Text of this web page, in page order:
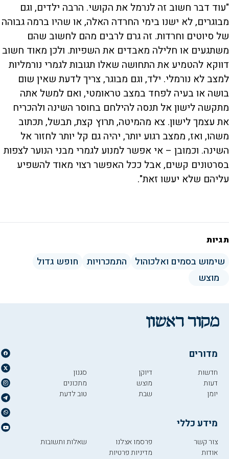
"עוד דבר חשוב זה לנרמל את הקושי. הרבה ילדים, וגם
מבוגרים, לא ישנו בימי החרדה האלה, או שהיו ברמה גבוהה
של סיוטים וחרדות. זה גרם לרבים מהם לחשוב שהם
משתגעים או חלילה מאבדים את השפיות. ולכן מאוד חשוב
דווקא להטמיע את התחושה שאלו תגובות לגמרי נורמליות
למצב לא נורמלי. ילד, וגם מבוגר, צריך לדעת שאין שום
בושה או בעיה לפחד במצב טראומטי, ואם למשל אתה
מתקשה לישון אל תנסה להילחם בחוסר השינה ולהכריח
את עצמך לישון. צא מהמיטה, תרוץ קצת, תבשל, תכתוב
משהו, ואז, ממצב רגוע יותר, יהיה גם קל יותר לחזור אל
השינה. וכמובן – אי אפשר למנוע לגמרי מבני הנוער לצפות
בסרטונים קשים, אבל ככל האפשר רצוי מאוד להשפיע
עליהם שלא יעשו זאת".
תגיות
שימוש בסמים ואלכוהול התמכרויות
חופש גדול
מוצש
מדורים
חדשות
דעות
יומן
דיוקן
מוצש
שבת
סגנון
מתכונים
טוב לדעת
מידע כללי
צור קשר
אודות
פרסמו אצלנו
מדיניות פרטיות
שאלות ותשובות